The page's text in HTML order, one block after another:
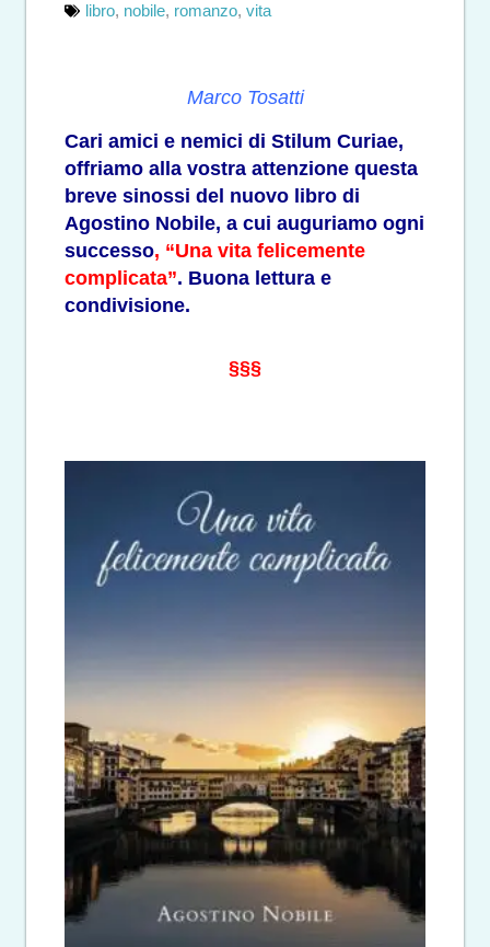
libro, nobile, romanzo, vita
Marco Tosatti
Cari amici e nemici di Stilum Curiae,
offriamo alla vostra attenzione questa
breve sinossi del nuovo libro di
Agostino Nobile, a cui auguriamo ogni
successo, “Una vita felicemente
complicata”. Buona lettura e
condivisione.
§§§